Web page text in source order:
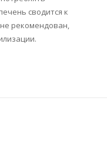
сводится к
рекомендован,